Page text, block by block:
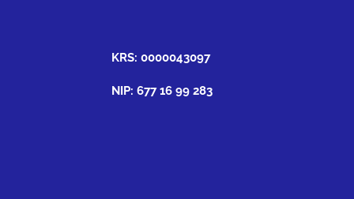
KRS: 0000043097
NIP: 677 16 99 283